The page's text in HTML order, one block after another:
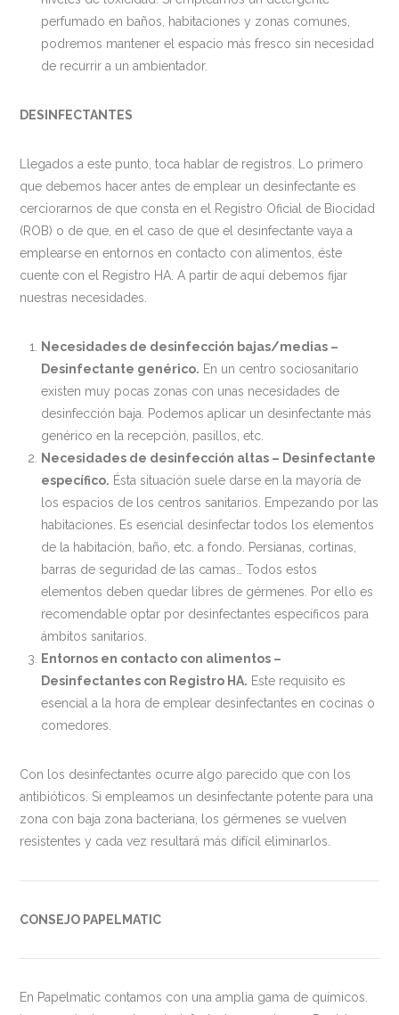
perfumado en baños, habitaciones y zonas comunes,
podremos mantener el espacio más fresco sin necesidad
de recurrir a un ambientador.
DESINFECTANTES
Llegados a este punto, toca hablar de registros. Lo primero
que debemos hacer antes de emplear un desinfectante es
cerciorarnos de que consta en el Registro Oficial de Biocidad
(ROB) o de que, en el caso de que el desinfectante vaya a
emplearse en entornos en contacto con alimentos, éste
cuente con el Registro HA. A partir de aquí debemos fijar
nuestras necesidades.
Necesidades de desinfección bajas/medias –
Desinfectante genérico. En un centro sociosanitario
existen muy pocas zonas con unas necesidades de
desinfección baja. Podemos aplicar un desinfectante más
genérico en la recepción, pasillos, etc.
Necesidades de desinfección altas – Desinfectante
específico. Ésta situación suele darse en la mayoría de
los espacios de los centros sanitarios. Empezando por las
habitaciones. Es esencial desinfectar todos los elementos
de la habitación, baño, etc. a fondo. Persianas, cortinas,
barras de seguridad de las camas… Todos estos
elementos deben quedar libres de gérmenes. Por ello es
recomendable optar por desinfectantes específicos para
ámbitos sanitarios.
Entornos en contacto con alimentos –
Desinfectantes con Registro HA. Este requisito es
esencial a la hora de emplear desinfectantes en cocinas o
comedores.
Con los desinfectantes ocurre algo parecido que con los
antibióticos. Si empleamos un desinfectante potente para una
zona con baja zona bacteriana, los gérmenes se vuelven
resistentes y cada vez resultará más difícil eliminarlos.
CONSEJO PAPELMATIC
En Papelmatic contamos con una amplia gama de químicos.